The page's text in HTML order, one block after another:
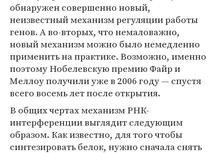
обнаружен совершенно новый,
неизвестный механизм регуляции работы
генов. А во-вторых, что немаловажно,
новый механизм можно было немедленно
применить на практике. Возможно, именно
поэтому Нобелевскую премию Файр и
Меллоу получили уже в 2006 году — спустя
всего восемь лет после открытия.
В общих чертах механизм РНК-
интерференции выглядит следующим
образом. Как известно, для того чтобы
синтезировать белок, нужно сначала снять